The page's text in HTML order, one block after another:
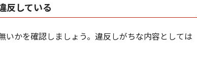
反している
いかを確認しましょう。違反しがちな内容としては